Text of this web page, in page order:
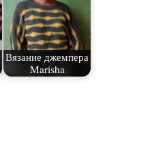
Вязание джемпера
Marisha